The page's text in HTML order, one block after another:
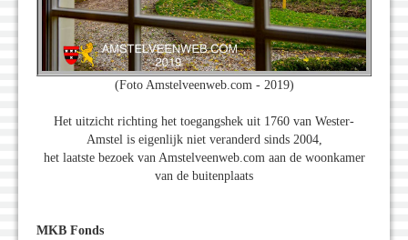
(Foto Amstelveenweb.com - 2019)
Het uitzicht richting het toegangshek uit 1760 van Wester-
Amstel is eigenlijk niet veranderd sinds 2004,
het laatste bezoek van Amstelveenweb.com aan de woonkamer
van de buitenplaats
MKB Fonds